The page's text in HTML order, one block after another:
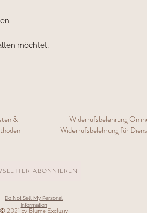
möchtet,
&
Widerrufsbelehrung
Widerrufsbelehrung für
ABONNIEREN
Do Not Sell My Personal
Information
© 2021 by Blume Exclusiv